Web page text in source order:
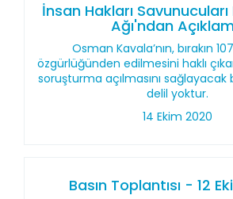
İnsan Hakları
Ağı'ndan
Osman Kavala’nın, bırakın
özgürlüğünden edilmesini haklı
soruşturma açılmasını
delil yoktur.
14 Ekim 2020
Basın Toplantısı - 12